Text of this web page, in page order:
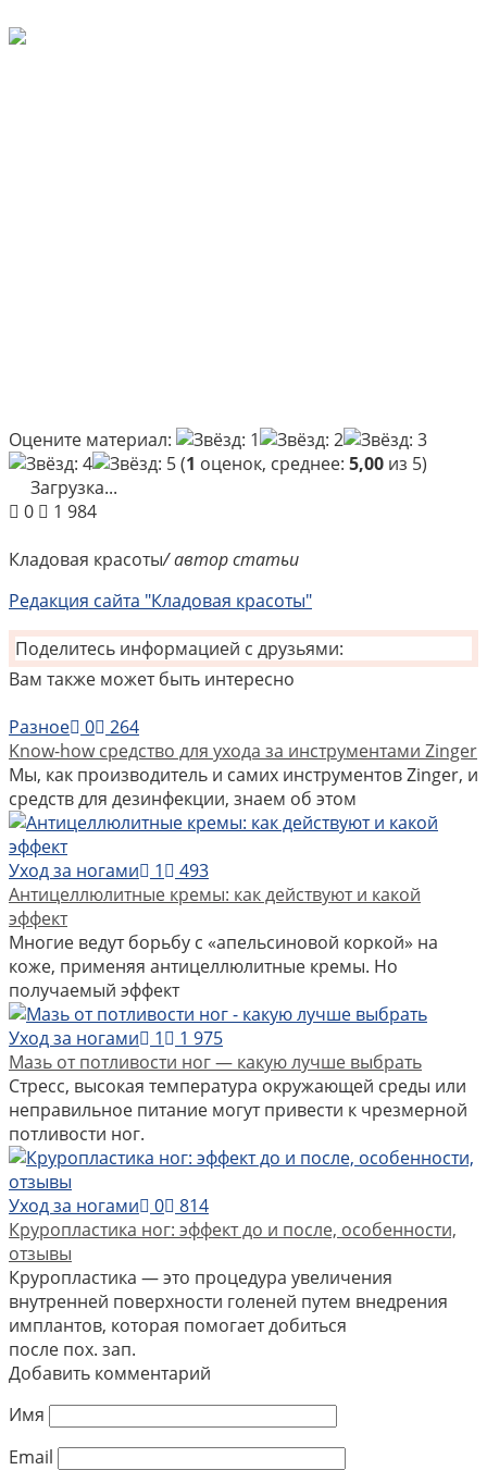
Оцените материал:
(1 оценок, среднее: 5,00 из 5)
Загрузка...
0
1 984
Кладовая красоты/ автор статьи
Редакция сайта "Кладовая красоты"
Поделитесь информацией с друзьями:
Вам также может быть интересно
Разное
0
264
Know-how средство для ухода за инструментами Zinger
Мы, как производитель и самих инструментов Zinger, и
средств для дезинфекции, знаем об этом
Уход за ногами 1
493
Антицеллюлитные кремы: как действуют и какой
эффект
Многие ведут борьбу с «апельсиновой коркой» на
коже, применяя антицеллюлитные кремы. Но
получаемый эффект
Уход за ногами
1
1 975
Мазь от потливости ног — какую лучше выбрать
Стресс, высокая температура окружающей среды или
неправильное питание могут привести к чрезмерной
потливости ног.
Уход за ногами 0
814
Круропластика ног: эффект до и после, особенности,
отзывы
Круропластика — это процедура увеличения
внутренней поверхности голеней путем внедрения
имплантов, которая помогает добиться
после пох. зап.
Добавить комментарий
Имя
Email